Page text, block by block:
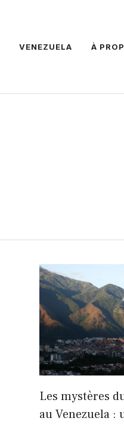
VENEZUELA À
Les mystères
au Venezuela :